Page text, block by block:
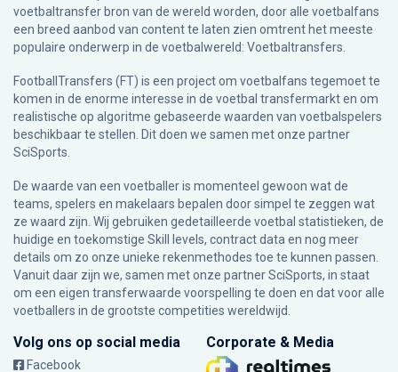
voetbaltransfer bron van de wereld worden, door alle voetbalfans
een breed aanbod van content te laten zien omtrent het meeste
populaire onderwerp in de voetbalwereld: Voetbaltransfers.
FootballTransfers (FT) is een project om voetbalfans tegemoet te
komen in de enorme interesse in de voetbal transfermarkt en om
realistische op algoritme gebaseerde waarden van voetbalspelers
beschikbaar te stellen. Dit doen we samen met onze partner
SciSports
De waarde van een voetballer is momenteel gewoon wat de
teams, spelers en makelaars bepalen door simpel te zeggen wat
ze waard zijn. Wij gebruiken gedetailleerde voetbal statistieken, de
huidige en toekomstige Skill levels, contract data en nog meer
details om zo onze unieke rekenmethodes toe te kunnen passen.
Vanuit daar zijn we, samen met onze partner SciSports, in staat
om een eigen transferwaarde voorspelling te doen en dat voor alle
voetballers in de grootste competities wereldwijd.
Volg ons op social media
Facebook
Corporate & Media